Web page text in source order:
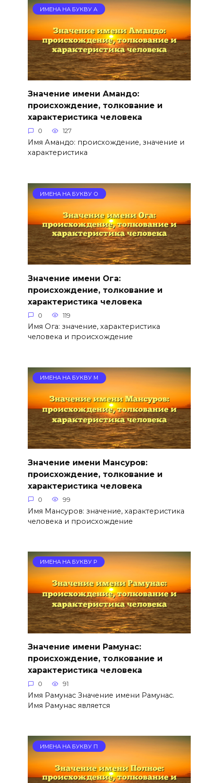
ИМЕНА НА БУКВУ А
Значение имени Амандо:
происхождение, толкование и
характеристика человека
0 127
Имя Амандо: происхождение, значение и
характеристика
ИМЕНА НА БУКВУ О
Значение имени Ога:
происхождение, толкование и
характеристика человека
0 119
Имя Ога: значение, характеристика
человека и происхождение
ИМЕНА НА БУКВУ М
Значение имени Мансуров:
происхождение, толкование и
характеристика человека
0 99
Имя Мансуров: значение, характеристика
человека и происхождение
ИМЕНА НА БУКВУ Р
Значение имени Рамунас:
происхождение, толкование и
характеристика человека
0 91
Имя Рамунас Значение имени Рамунас.
Имя Рамунас является
ИМЕНА НА БУКВУ П